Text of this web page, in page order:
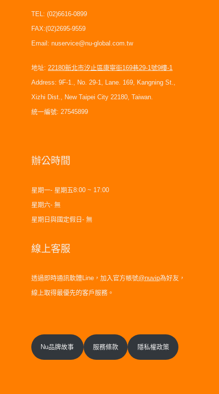
照片:
請填寫以上內容，並附照
global.com.tw，將會有
TEL: (02)6616-0899
FAX:(02)2695-9559
Email: nuservice@nu-global.com.tw
地址: 22180新北市汐止區康寧街169巷29-1號9樓-1
Address: 9F-1., No. 29-1, Lane. 169, Kangning St.,
Xizhi Dist., New Taipei City 22180, Taiwan.
統一編號: 27545899
辦公時間
星期一- 星期五8:00 ~ 17:00
星期六- 無
星期日與國定假日- 無
線上客服
透過即時通訊軟體Line，加入官方帳號@nuvip為好友，
線上取得最優先的客戶服務。
Nu品牌故事 服務條款 隱私權政策